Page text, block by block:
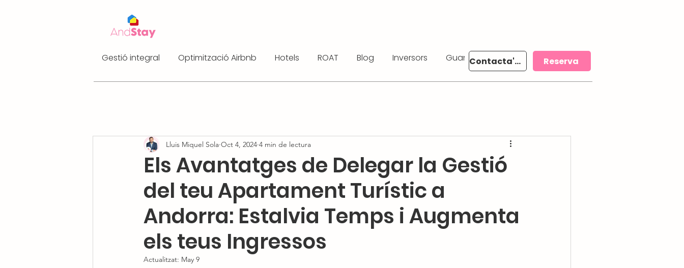
Gestió integral Optimització Airbnb Hotels ROAT Blog Inversors Guanya 300 € Contacta'ns Reserva
Els Avantatges de Delegar la Gestió
del teu Apartament Turístic a
Andorra: Estalvia Temps i Augmenta
els teus Ingressos
Lluis Miquel Sola Oct 4, 2024 4 min de lectura
Actualitzat: May 9